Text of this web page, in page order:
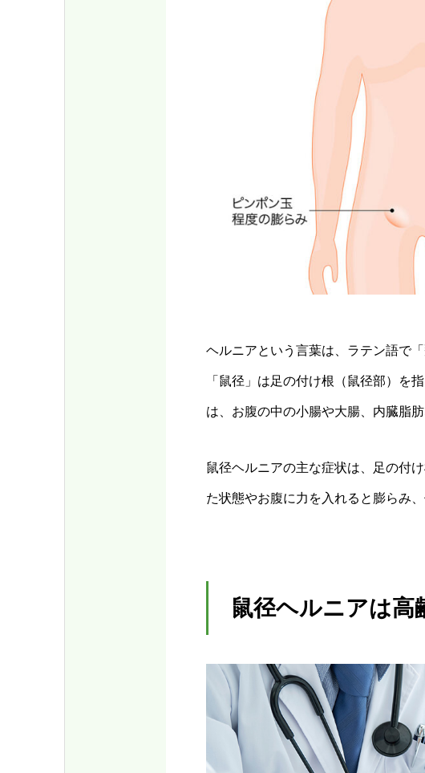
ヘルニアという言葉は、ラテン語で
「鼠径」は足の付け根（鼠径部）を
は、お腹の中の小腸や大腸、内臓脂
鼠径ヘルニアの主な症状は、足の付
た状態やお腹に力を入れると膨らみ
鼠径ヘルニアは高